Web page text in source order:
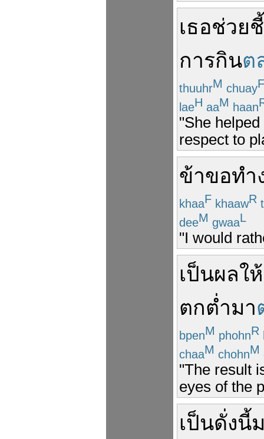
เธอช่วยชี้
การกินต
thuuhrM chuayF
laeH aaM haan
"She
respect to
ข้าขอทำ
khaaF khaawR
deeM gwaaL
"I would
เป็นผลให้
ตกต่ำมา
bpenM phohnR
chaaM chohnM
"The result
eyes of the
เป็นดั่งนี้